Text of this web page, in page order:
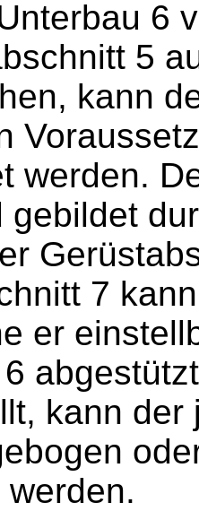
6
5
kann
werden.
gebildet
7
er
kann